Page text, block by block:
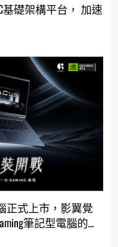
基礎架構平台， 加速
正式上市，影翼覺
筆記型電腦的使